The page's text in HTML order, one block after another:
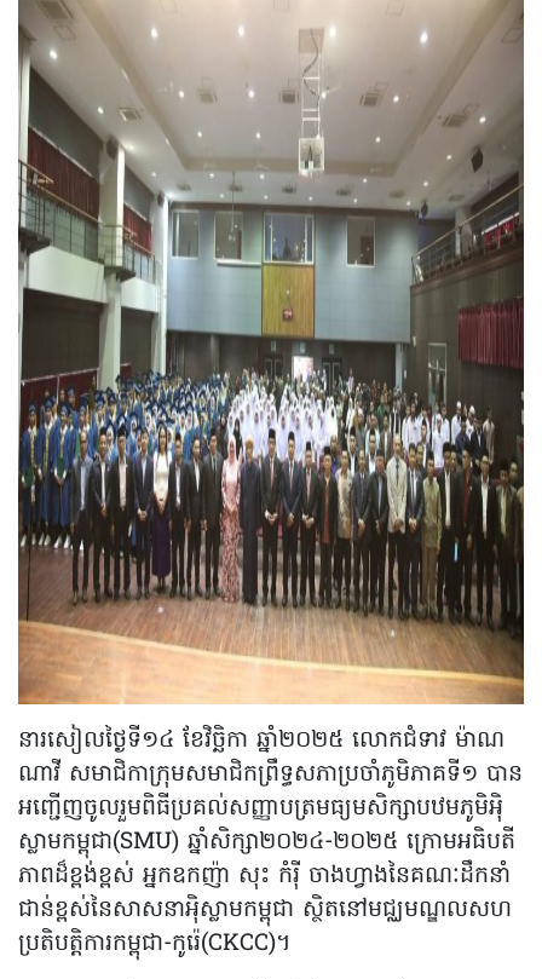
នារសៀលថ្ងៃទី១៤ ខែវិច្ឆិកា ឆ្នាំ២០២៥ លោកជំទាវ ម៉ាណ
ណាវី សមាជិកាក្រុមសមាជិកព្រឹទ្ធសភាប្រចាំភូមិភាគទី១ បាន
អញ្ជើញចូលរួមពិធីប្រគល់សញ្ញាបត្រមធ្យមសិក្សាបឋមភូមិអ៉ិ
ស្លាមកម្ពុជា(SMU) ឆ្នាំសិក្សា២០២៤-២០២៥ ក្រោមអធិបតី
ភាពដ៏ខ្ពង់ខ្ពស់ អ្នកឧកញ៉ា សុះ កំរុី ចាងហ្វាងនៃគណៈដឹកនាំ
ជាន់ខ្ពស់នៃសាសនាអ៉ិស្លាមកម្ពុជា ស្ថិតនៅមជ្ឈមណ្ឌលសហ
ប្រតិបត្តិការកម្ពុជា-កូរ៉េ(CKCC)។​